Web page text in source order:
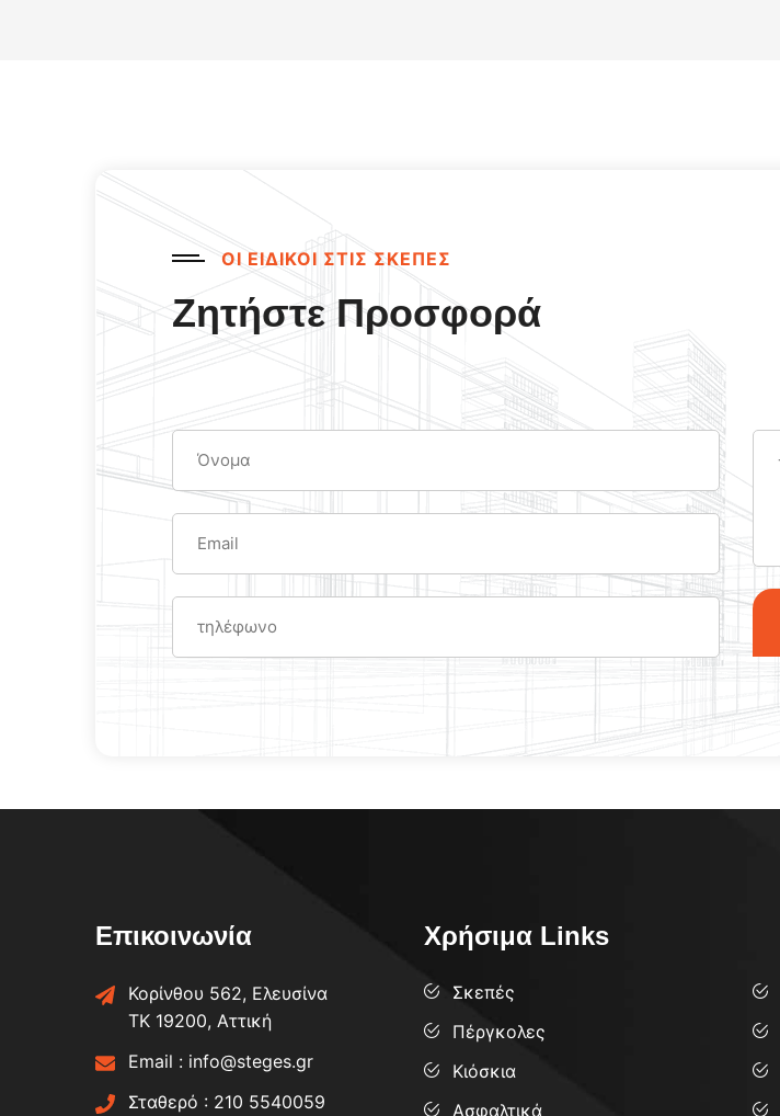
ΟΙ ΕΙΔΙΚΟΙ ΣΤΙΣ ΣΚΕΠΕΣ
Ζητήστε Προσφορά
Επικοινωνία
Κορίνθου 562, Ελευσίνα
ΤΚ 19200, Αττική
Email : info@steges.gr
Σταθερό : 210 5540059
Χρήσιμα Links
Σκεπές
Πέργκολες
Κιόσκια
Ασφαλτικά